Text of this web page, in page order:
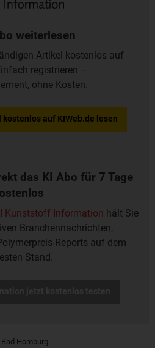
weiterlesen
Artikel kostenlos auf
registrieren –
ohne Kosten.
auf KIWeb.de lesen
das KI Abo für 7 Tage
Kunststoff Information hält Sie
Branchennachrichten,
Reports auf dem
Stand.
Homburg